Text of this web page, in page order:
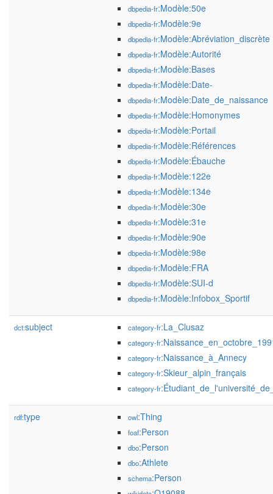
dbpedia-fr:Modèle:50e
dbpedia-fr:Modèle:9e
dbpedia-fr:Modèle:Abréviation_discrète
dbpedia-fr:Modèle:Autorité
dbpedia-fr:Modèle:Bases
dbpedia-fr:Modèle:Date-
dbpedia-fr:Modèle:Date_de_naissance
dbpedia-fr:Modèle:Homonymes
dbpedia-fr:Modèle:Portail
dbpedia-fr:Modèle:Références
dbpedia-fr:Modèle:Ébauche
dbpedia-fr:Modèle:122e
dbpedia-fr:Modèle:134e
dbpedia-fr:Modèle:30e
dbpedia-fr:Modèle:31e
dbpedia-fr:Modèle:90e
dbpedia-fr:Modèle:98e
dbpedia-fr:Modèle:FRA
dbpedia-fr:Modèle:SUI-d
dbpedia-fr:Modèle:Infobox_Sportif
dct:subject category-fr:La_Clusaz
category-fr
category-fr:Naissance_à_Annecy
category-fr:Skieur_alpin_français
category-fr
rdf:type owl:Thing
foaf:Person
dbo:Person
dbo:Athlete
schema:Person